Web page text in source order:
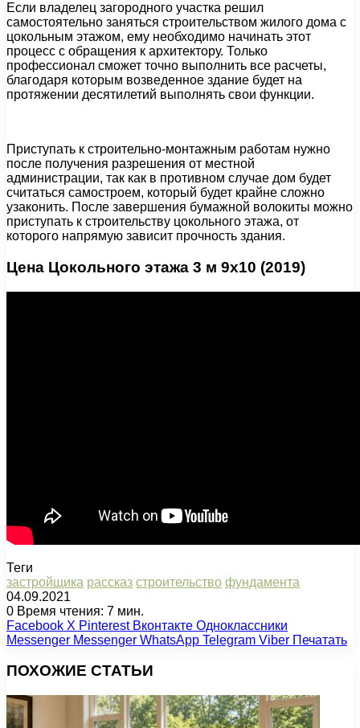
Если владелец загородного участка решил
самостоятельно заняться строительством жилого дома с
цокольным этажом, ему необходимо начинать этот
процесс с обращения к архитектору. Только
профессионал сможет точно выполнить все расчеты,
благодаря которым возведенное здание будет на
протяжении десятилетий выполнять свои функции.
Приступать к строительно-монтажным работам нужно
после получения разрешения от местной
администрации, так как в противном случае дом будет
считаться самостроем, который будет крайне сложно
узаконить. После завершения бумажной волокиты можно
приступать к строительству цокольного этажа, от
которого напрямую зависит прочность здания.
Цена Цокольного этажа 3 м 9х10 (2019)
Теги
застройщика рассказ строительство фундамента
04.09.2021
0 Время чтения: 7 мин.
Facebook X Pinterest Вконтакте Одноклассники
Messenger Messenger WhatsApp Telegram Viber Печатать
ПОХОЖИЕ СТАТЬИ